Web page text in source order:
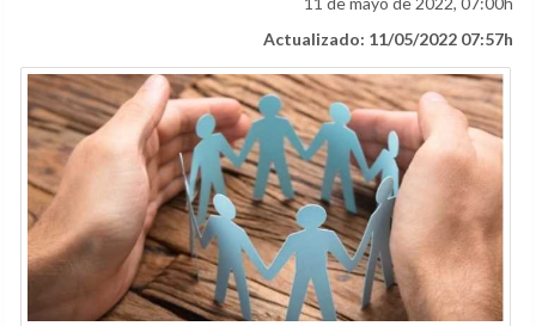
Actualizado: 11/05/2022 07:57h